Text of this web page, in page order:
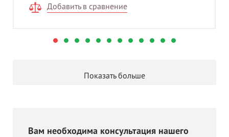
Добавить в сравнение
Показать больше
Вам необходима консультация нашего